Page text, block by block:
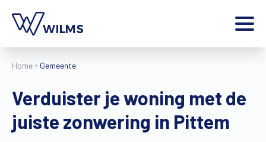
Home
Producten
Inspiratie
Home Gemeente
Verduister je woning met de
juiste zonwering in Pittem